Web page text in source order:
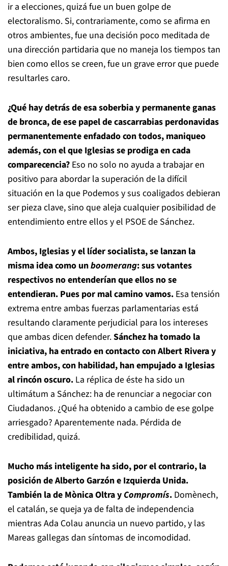
ir a elecciones, quizá fue un buen golpe de
electoralismo. Si, contrariamente, como se afirma en
otros ambientes, fue una decisión poco meditada de
una dirección partidaria que no maneja los tiempos tan
bien como ellos se creen, fue un grave error que puede
resultarles caro.
¿Qué hay detrás de esa soberbia y permanente ganas
de bronca, de ese papel de cascarrabias perdonavidas
permanentemente enfadado con todos, maniqueo
además, con el que Iglesias se prodiga en cada
comparecencia? Eso no solo no ayuda a trabajar en
positivo para abordar la superación de la difícil
situación en la que Podemos y sus coaligados debieran
ser pieza clave, sino que aleja cualquier posibilidad de
entendimiento entre ellos y el PSOE de Sánchez.
Ambos, Iglesias y el líder socialista, se lanzan la
misma idea como unboomerang: sus votantes
respectivos no entenderían que ellos no se
entendieran. Pues por mal camino vamos. Esa tensión
extrema entre ambas fuerzas parlamentarias está
resultando claramente perjudicial para los intereses
que ambas dicen defender.Sánchez ha tomado la
iniciativa, ha entrado en contacto con Albert Rivera y
entre ambos, con habilidad, han empujado a Iglesias
al rincón oscuro. La réplica de éste ha sido un
ultimátum a Sánchez: ha de renunciar a negociar con
Ciudadanos. ¿Qué ha obtenido a cambio de ese golpe
arriesgado? Aparentemente nada. Pérdida de
credibilidad, quizá.
Mucho más inteligente ha sido, por el contrario, la
posición de Alberto Garzón e Izquierda Unida.
También la de Mònica Oltra y Compromís. Domènech,
el catalán, se queja ya de falta de independencia
mientras Ada Colau anuncia un nuevo partido, y las
Mareas gallegas dan síntomas de incomodidad.